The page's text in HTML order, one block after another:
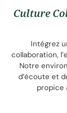
Culture
Intégrez
collaboration,
Notre
d’écoute et
propice